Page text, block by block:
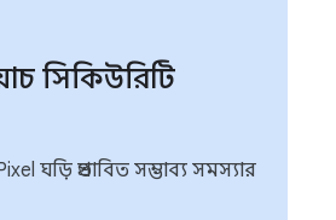
সিকিউরিটি
ঘড়ি প্রভাবিত সম্ভাব্য সমস্যার